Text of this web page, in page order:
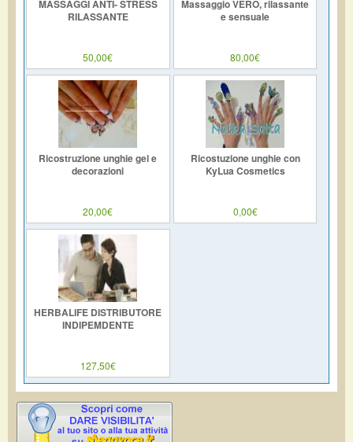
MASSAGGI ANTI- STRESS
RILASSANTE
50,00€
Massaggio VERO, rilassante
e sensuale
80,00€
Ricostruzione unghie gel e
decorazioni
20,00€
Ricostuzione unghie con
KyLua Cosmetics
0,00€
HERBALIFE DISTRIBUTORE
INDIPEMDENTE
127,50€